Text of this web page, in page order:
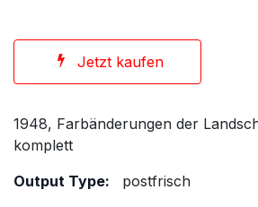
Jetzt kaufen
1948, Farbänderungen der
komplett
Output Type:
postfrisch